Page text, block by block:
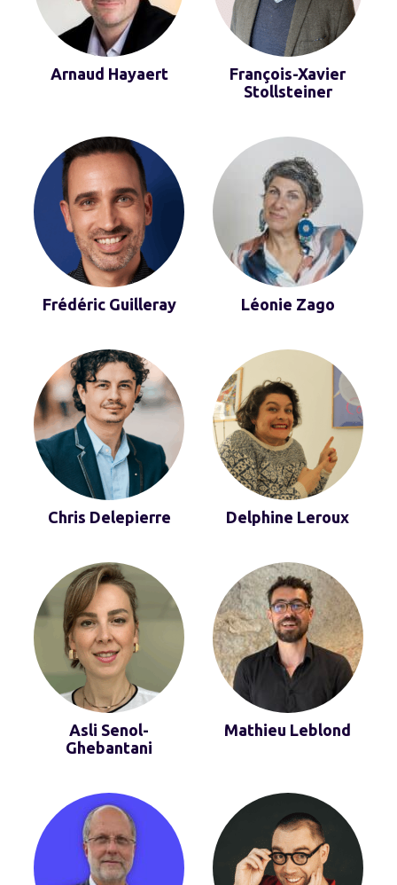
Arnaud Hayaert
François-Xavier
Stollsteiner
Frédéric Guilleray Léonie Zago
Chris Delepierre Delphine Leroux
Asli Senol-
Ghebantani
Mathieu Leblond